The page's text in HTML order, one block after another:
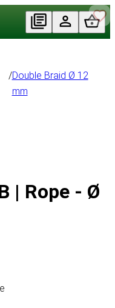
/Double Braid Ø 12
mm
| Rope - Ø